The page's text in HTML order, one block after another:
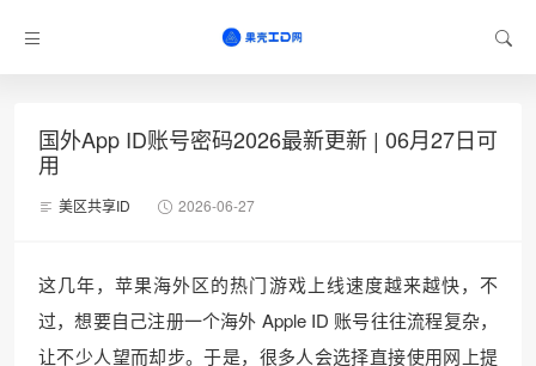
国外App ID账号密码2026最新更新 | 06月27日可
用
美区共享ID 2026-06-27
这几年，苹果海外区的热门游戏上线速度越来越快，不
过，想要自己注册一个海外 Apple ID 账号往往流程复杂，
让不少人望而却步。于是，很多人会选择直接使用网上提